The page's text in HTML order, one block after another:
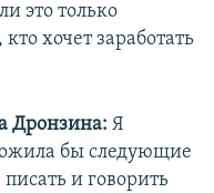
это только
хочет заработать
Дронзина: Я
бы следующие
и говорить